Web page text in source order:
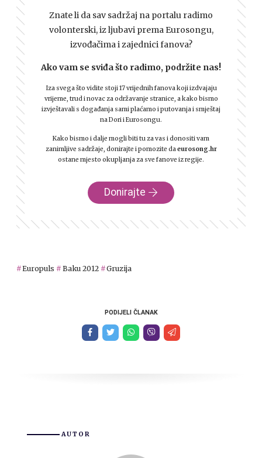
Znate li da sav sadržaj na portalu radimo
volonterski, iz ljubavi prema Eurosongu,
izvođačima i zajednici fanova?
Ako vam se sviđa što radimo, podržite nas!
Iza svega što vidite stoji 17 vrijednih fanova koji izdvajaju
vrijeme, trud i novac za održavanje stranice, a kako bismo
izvještavali s događanja sami plaćamo i putovanja i smještaj
na Dori i Eurosongu.
Kako bismo i dalje mogli biti tu za vas i donositi vam
zanimljive sadržaje, donirajte i pomozite da eurosong.hr
ostane mjesto okupljanja za sve fanove iz regije.
Donirajte
Europuls Baku 2012 Gruzija
PODIJELI ČLANAK
AUTOR